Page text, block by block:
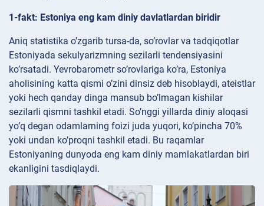
1-fakt: Estoniya eng kam diniy davlatlardan biridir
Aniq statistika o’zgarib tursa-da, so’rovlar va tadqiqotlar
Estoniyada sekulyarizmning sezilarli tendensiyasini
ko’rsatadi. Yevrobarometr so’rovlariga ko’ra, Estoniya
aholisining katta qismi o’zini dinsiz deb hisoblaydi, ateistlar
yoki hech qanday dinga mansub bo’lmagan kishilar
sezilarli qismni tashkil etadi. So’nggi yillarda diniy aloqasi
yo’q degan odamlarning foizi juda yuqori, ko’pincha 70%
yoki undan ko’proqni tashkil etadi. Bu raqamlar
Estoniyaning dunyoda eng kam diniy mamlakatlardan biri
ekanligini tasdiqlaydi.